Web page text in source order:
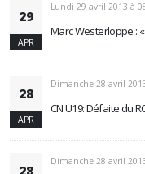
29
APR
Lundi 29 avril 2013 à
Marc Westerloppe :
28
APR
Dimanche 28 avril
CN U19: Défaite du
Dimanche 28 avril